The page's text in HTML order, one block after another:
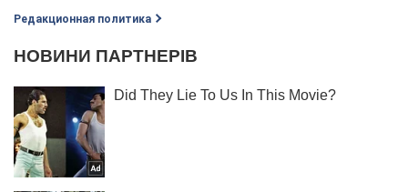
Редакционная политика